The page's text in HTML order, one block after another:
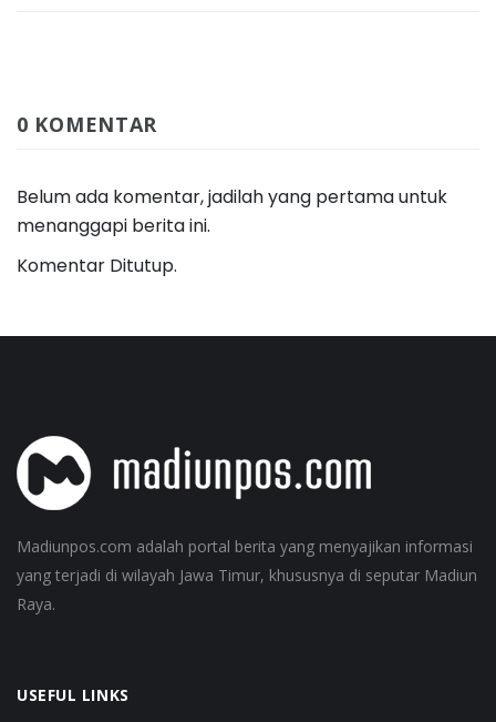
0 KOMENTAR
Belum ada komentar, jadilah yang pertama untuk
menanggapi berita ini.
Komentar Ditutup.
Madiunpos.com adalah portal berita yang menyajikan informasi
yang terjadi di wilayah Jawa Timur, khususnya di seputar Madiun
Raya.
USEFUL LINKS